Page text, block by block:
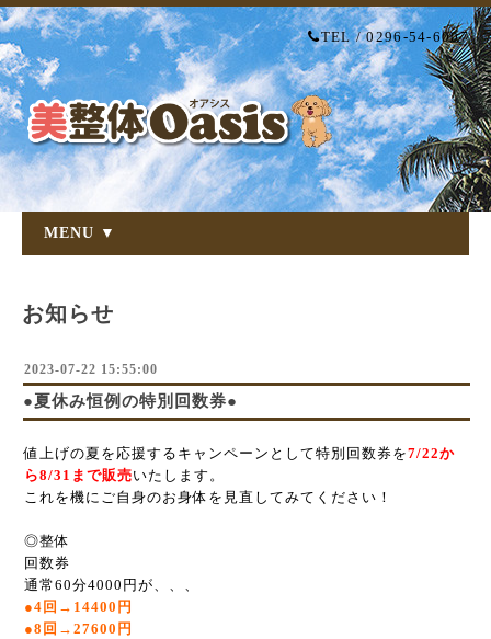
TEL / 0296-54-6007
MENU ▼
お知らせ
2023-07-22 15:55:00
●夏休み恒例の特別回数券●
値上げの夏を応援するキャンペーンとして特別回数券を7/22か
ら8/31まで販売いたします。
これを機にご自身のお身体を見直してみてください！
◎整体
回数券
通常60分4000円が、、、
●4回→14400円
●8回→27600円